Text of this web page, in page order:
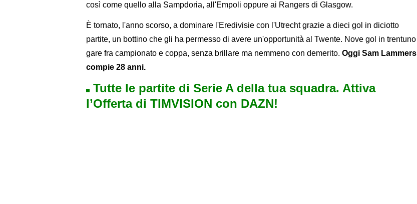
così come quello alla Sampdoria, all'Empoli oppure ai Rangers di Glasgow.
È tornato, l'anno scorso, a dominare l'Eredivisie con l'Utrecht grazie a dieci gol in diciotto
partite, un bottino che gli ha permesso di avere un'opportunità al Twente. Nove gol in trentuno
gare fra campionato e coppa, senza brillare ma nemmeno con demerito. Oggi Sam Lammers
compie 28 anni.
Tutte le partite di Serie A della tua squadra. Attiva
l’Offerta di TIMVISION con DAZN!